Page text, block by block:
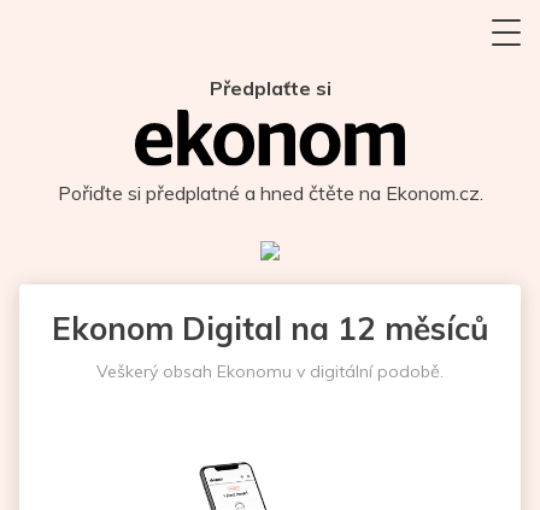
Předplaťte si
Pořiďte si předplatné a hned čtěte na Ekonom.cz.
Ekonom Digital na 12 měsíců
Veškerý obsah Ekonomu v digitální podobě.